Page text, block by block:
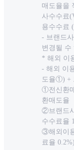
매도율을
사수수료
용수수료
- 브랜드
변경될 수
* 해외 이
- 해외 이
도율①) +
①전신환
환매도율
②브랜드
수수료율
③해외이
료율